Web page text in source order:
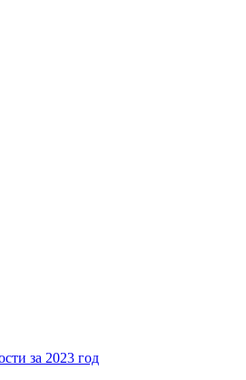
за 2023 год